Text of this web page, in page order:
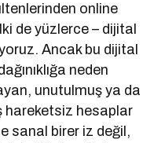
online
de yüzlerce – dijital
Ancak bu dijital
neden
unutulmuş ya da
hareketsiz hesaplar
sanal birer iz değil,